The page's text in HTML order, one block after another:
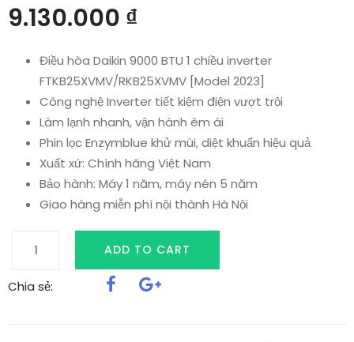
9.130.000 ₫
Điều hòa Daikin 9000 BTU 1 chiều inverter
FTKB25XVMV/RKB25XVMV [Model 2023]
Công nghệ Inverter tiết kiệm điện vượt trội
Làm lạnh nhanh, vận hành êm ái
Phin lọc Enzymblue khử mùi, diệt khuẩn hiệu quả
Xuất xứ: Chính hãng Việt Nam
Bảo hành: Máy 1 năm, máy nén 5 năm
Giao hàng miễn phí nội thành Hà Nội
Daikin
ADD TO CART
Chia sẻ: